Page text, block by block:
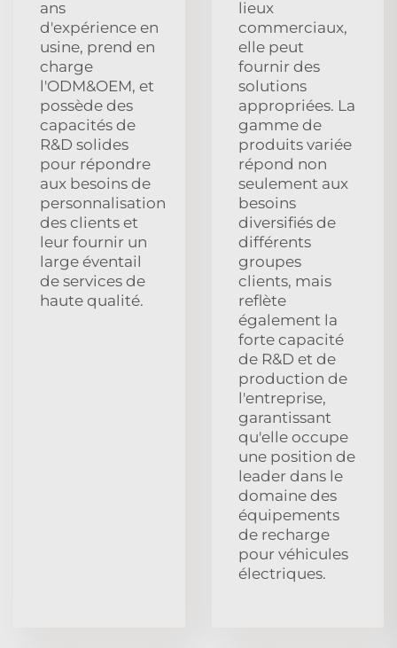
ans
d'expérience en
usine, prend en
charge
l'ODM&OEM, et
possède des
capacités de
R&D solides
pour répondre
aux besoins de
personnalisation
des clients et
leur fournir un
large éventail
de services de
haute qualité.
lieux
commerciaux,
elle peut
fournir des
solutions
appropriées. La
gamme de
produits variée
répond non
seulement aux
besoins
diversifiés de
différents
groupes
clients, mais
reflète
également la
forte capacité
de R&D et de
production de
l'entreprise,
garantissant
qu'elle occupe
une position de
leader dans le
domaine des
équipements
de recharge
pour véhicules
électriques.